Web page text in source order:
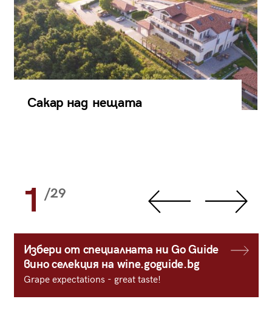
Сакар над нещата
1 /29
Избери от специалната ни Go Guide
вино селекция на wine.goguide.bg
Grape expectations - great taste!